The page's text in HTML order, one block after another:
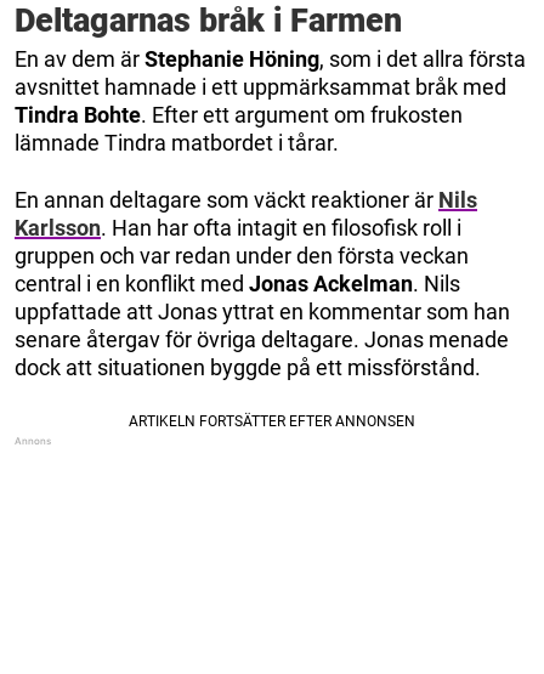
Deltagarnas bråk i Farmen
En av dem ärStephanie Höning, som i det allra första
avsnittet hamnade i ett uppmärksammat bråk med
Tindra Bohte. Efter ett argument om frukosten
lämnade Tindra matbordet i tårar.
En annan deltagare som väckt reaktioner är Nils
Karlsson. Han har ofta intagit en filosofisk roll i
gruppen och var redan under den första veckan
central i en konflikt med Jonas Ackelman. Nils
uppfattade att Jonas yttrat en kommentar som han
senare återgav för övriga deltagare. Jonas menade
dock att situationen byggde på ett missförstånd.